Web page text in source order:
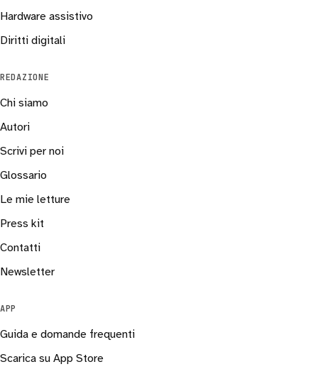
Hardware assistivo
Diritti digitali
REDAZIONE
Chi siamo
Autori
Scrivi per noi
Glossario
Le mie letture
Press kit
Contatti
Newsletter
APP
Guida e domande frequenti
Scarica su App Store